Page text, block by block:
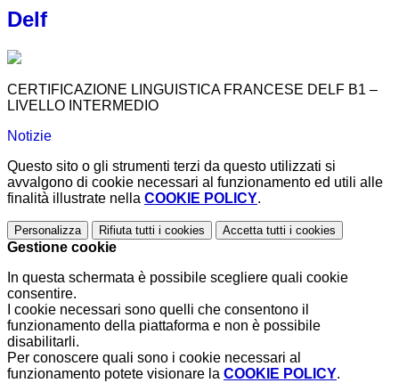
Delf
CERTIFICAZIONE LINGUISTICA FRANCESE DELF B1 –
LIVELLO INTERMEDIO
Notizie
Questo sito o gli strumenti terzi da questo utilizzati si
avvalgono di cookie necessari al funzionamento ed utili alle
finalità illustrate nella COOKIE POLICY.
Personalizza Rifiuta tutti i cookies Accetta tutti i cookies
Gestione cookie
In questa schermata è possibile scegliere quali cookie
consentire.
I cookie necessari sono quelli che consentono il
funzionamento della piattaforma e non è possibile
disabilitarli.
Per conoscere quali sono i cookie necessari al
funzionamento potete visionare la COOKIE POLICY.